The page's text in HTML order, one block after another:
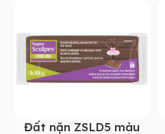
Đất nặn ZSLD5 màu